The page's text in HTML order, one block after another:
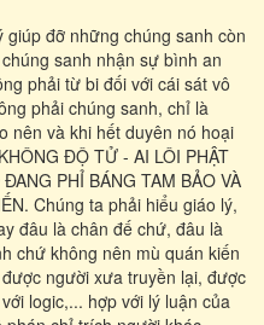
đỡ những chúng sanh còn
sanh nhận sự bình an
phải từ bi đối với cái sát vô
phải chúng sanh, chỉ là
nên và khi hết duyên nó hoại
ĐỘ TỬ - AI LÔI PHẬT
PHỈ BÁNG TAM BẢO VÀ
Chúng ta phải hiểu giáo lý,
đâu là chân đế chứ, đâu là
chứ không nên mù quán kiến
người xưa truyền lại, được
logic,... hợp với lý luận của